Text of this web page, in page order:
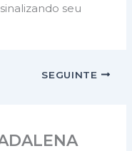
seu
SEGUINTE